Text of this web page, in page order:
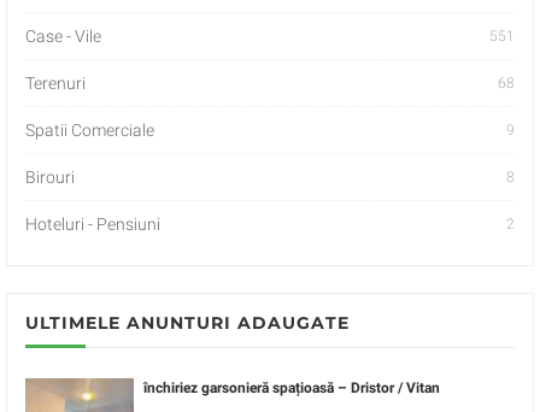
Case - Vile 551
Terenuri 68
Spatii Comerciale 9
Birouri 8
Hoteluri - Pensiuni 2
ULTIMELE ANUNTURI ADAUGATE
închiriez garsonieră spațioasă – Dristor / Vitan